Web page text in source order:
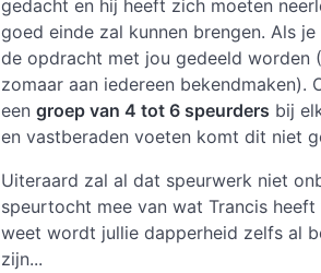
gedacht en hij heeft zich moeten
goed einde zal kunnen brengen. Als
de opdracht met jou gedeeld worden
zomaar aan iedereen
eengroep van 4 tot 6 speurders bij
en vastberaden voeten komt dit niet
Uiteraard zal al dat speurwerk niet
speurtocht mee van wat Trancis
weet wordt jullie dapperheid zelfs al
zijn...